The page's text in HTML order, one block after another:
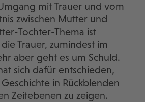
mit Trauer und vom
zwischen Mutter und
Tochter-Thema ist
Trauer, zumindest im
aber geht es um Schuld.
sich dafür entschieden,
in Rückblenden
Zeitebenen zu zeigen.